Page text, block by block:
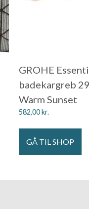
GROHE
badekargreb
Warm Sunset
582,00kr.
GÅ TIL SHOP